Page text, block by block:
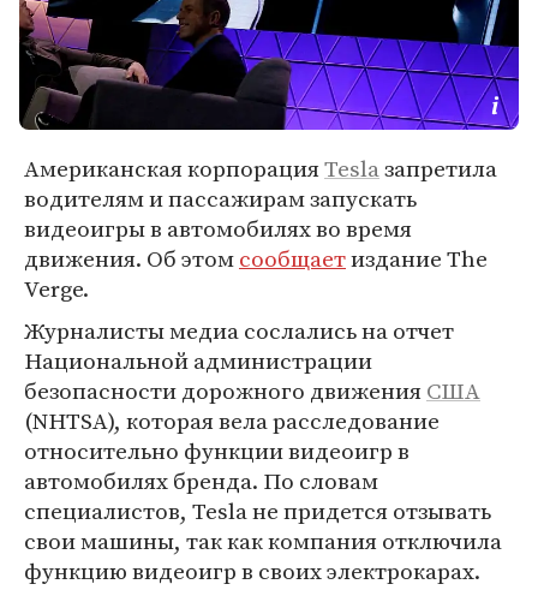
Американская корпорацияTeslaзапретила
водителям и пассажирам запускать
видеоигры в автомобилях во время
движения. Об этомсообщаетиздание The
Verge.
Журналисты медиа сослались на отчет
Национальной администрации
безопасности дорожного движенияСША
(NHTSA), которая вела расследование
относительно функции видеоигр в
автомобилях бренда. По словам
специалистов, Tesla не придется отзывать
свои машины, так как компания отключила
функцию видеоигр в своих электрокарах.